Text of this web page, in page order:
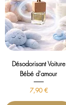
Désodorisant Voiture
Bébé d'amour
Prix
7,90 €